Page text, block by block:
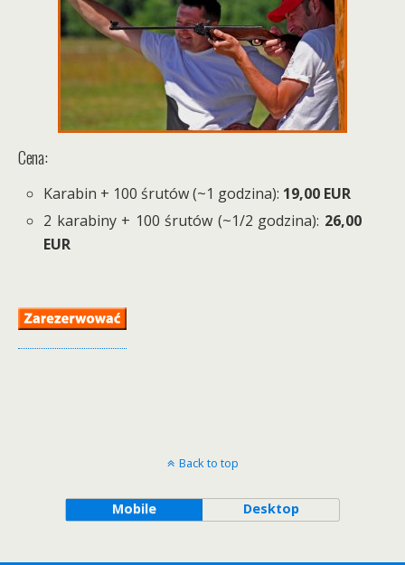
Cena:
Karabin + 100 śrutów (~1 godzina): 19,00 EUR
2 karabiny + 100 śrutów (~1/2 godzina): 26,00
EUR
Back to top
Mobile Desktop